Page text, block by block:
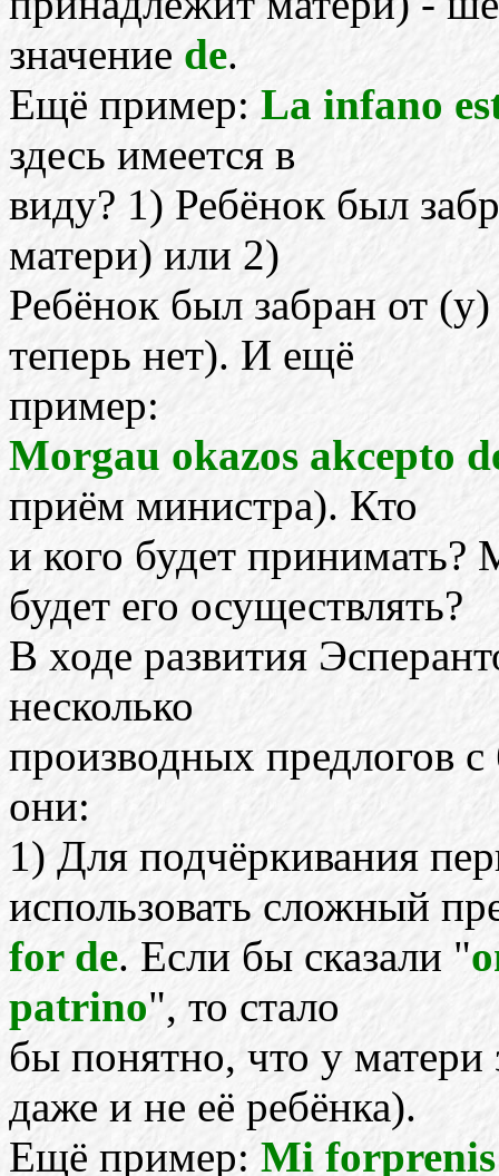
значение de.
Ещё пример: La infano
здесь имеется в
виду? 1) Ребёнок был
матери) или 2)
Ребёнок был забран от
теперь нет). И ещё
пример:
Morgau okazos akcepto
приём министра). Кто
и кого будет
будет его осуществлять?
В ходе развития
несколько
производных предлогов
они:
1) Для подчёркивания
использовать сложный
for de. Если бы сказали "
patrino", то стало
бы понятно, что у
даже и не её ребёнка).
Ещё пример: Mi